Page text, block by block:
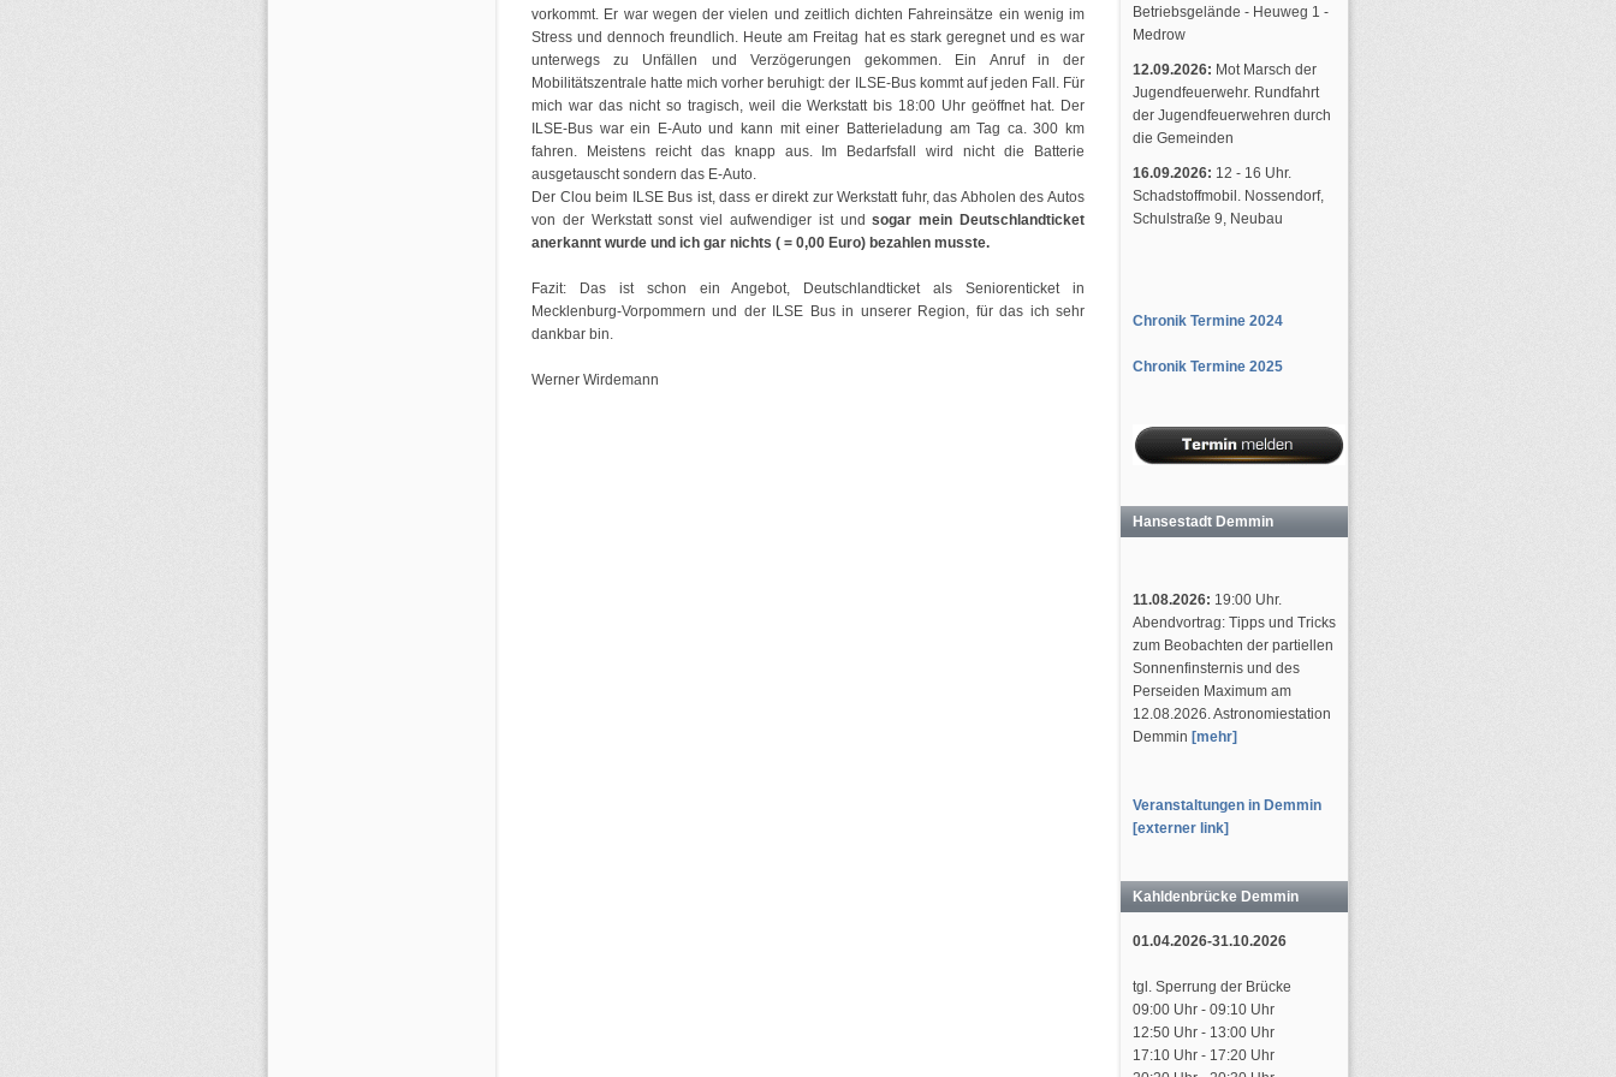
vorkommt. Er war wegen der vielen und zeitlich dichten Fahreinsätze ein wenig im
Stress und dennoch freundlich. Heute am Freitag hat es stark geregnet und es war
unterwegs zu Unfällen und Verzögerungen gekommen. Ein Anruf in der
Mobilitätszentrale hatte mich vorher beruhigt: der ILSE-Bus kommt auf jeden Fall. Für
mich war das nicht so tragisch, weil die Werkstatt bis 18:00 Uhr geöffnet hat. Der
ILSE-Bus war ein E-Auto und kann mit einer Batterieladung am Tag ca. 300 km
fahren. Meistens reicht das knapp aus. Im Bedarfsfall wird nicht die Batterie
ausgetauscht sondern das E-Auto.
Der Clou beim ILSE Bus ist, dass er direkt zur Werkstatt fuhr, das Abholen des Autos
von der Werkstatt sonst viel aufwendiger ist undsogar mein Deutschlandticket
anerkannt wurde und ich gar nichts ( = 0,00 Euro) bezahlen musste.
Fazit: Das ist schon ein Angebot, Deutschlandticket als Seniorenticket in
Mecklenburg-Vorpommern und der ILSE Bus in unserer Region, für das ich sehr
dankbar bin.
Werner Wirdemann
Betriebsgelände - Heuweg 1 -
Medrow
12.09.2026: Mot Marsch der
Jugendfeuerwehr. Rundfahrt
der Jugendfeuerwehren durch
die Gemeinden
16.09.2026: 12 - 16 Uhr.
Schadstoffmobil. Nossendorf,
Schulstraße 9, Neubau
Chronik Termine 2024
Chronik Termine 2025
Hansestadt Demmin
11.08.2026: 19:00 Uhr.
Abendvortrag: Tipps und Tricks
zum Beobachten der partiellen
Sonnenfinsternis und des
Perseiden Maximum am
12.08.2026. Astronomiestation
Demmin [mehr]
Veranstaltungen in Demmin
[externer link]
Kahldenbrücke Demmin
01.04.2026-31.10.2026
tgl. Sperrung der Brücke
09:00 Uhr - 09:10 Uhr
12:50 Uhr - 13:00 Uhr
17:10 Uhr - 17:20 Uhr